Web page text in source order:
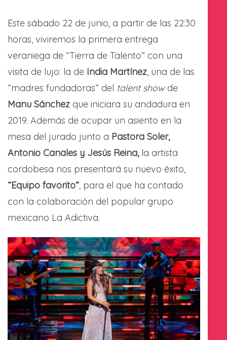
Este sábado 22 de junio, a partir de las 22:30
horas, viviremos la primera entrega
veraniega de “Tierra de Talento” con una
visita de lujo: la de India Martínez, una de las
“madres fundadoras” del talent showde
Manu Sánchez que iniciara su andadura en
2019. Además de ocupar un asiento en la
mesa del jurado junto a Pastora Soler,
Antonio Canales y Jesús Reina, la artista
cordobesa nos presentará su nuevo éxito,
“Equipo favorito”, para el que ha contado
con la colaboración del popular grupo
mexicano La Adictiva.